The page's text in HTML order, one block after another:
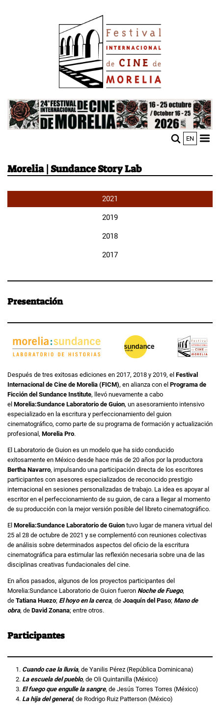
Image
EN
Morelia | Sundance Story Lab
2021
2019
2018
2017
Presentación
Después de tres exitosas ediciones en 2017, 2018 y 2019, el Festival
Internacional de Cine de Morelia (FICM), en alianza con el Programa de
Ficción del Sundance Institute, llevó nuevamente a cabo
el Morelia:Sundance Laboratorio de Guion, un asesoramiento intensivo
especializado en la escritura y perfeccionamiento del guion
cinematográfico, como parte de su programa de formación y actualización
profesional, Morelia Pro.
El Laboratorio de Guion es un modelo que ha sido conducido
exitosamente en México desde hace más de 20 años por la productora
Bertha Navarro, impulsando una participación directa de los escritores
participantes con asesores especializados de reconocido prestigio
internacional en sesiones personalizadas de trabajo. La idea es apoyar al
escritor en el perfeccionamiento de su guion, de cara a llegar al momento
de su producción con la mejor versión posible del libreto cinematográfico.
El Morelia:Sundance Laboratorio de Guion tuvo lugar de manera virtual del
25 al 28 de octubre de 2021 y se complementó con reuniones colectivas
de análisis sobre determinados aspectos del oficio de la escritura
cinematográfica para estimular las reflexión necesaria sobre una de las
disciplinas creativas fundacionales del cine.
En años pasados, algunos de los proyectos participantes del
Morelia:Sundance Laboratorio de Guion fueron Noche de Fuego,
de Tatiana Huezo; El hoyo en la cerca, de Joaquín del Paso; Mano de
obra, de David Zonana; entre otros.
Participantes
Cuando cae la lluvia, de Yanilis Pérez (República Dominicana)
La escuela del pueblo, de Oli Quintanilla (México)
El fuego que engulle la sangre, de Jesús Torres Torres (México)
La hija del general, de Rodrigo Ruiz Patterson (México)